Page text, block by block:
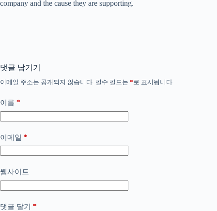
company and the cause they are supporting.
댓글 남기기
이메일 주소는 공개되지 않습니다. 필수 필드는 *로 표시됩니다
이름 *
이메일 *
웹사이트
댓글 달기 *